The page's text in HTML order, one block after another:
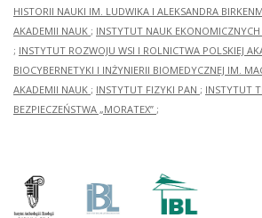
HISTORII NAUKI IM. LUDWIKA I ALEKSANDRA
AKADEMII NAUK ; INSTYTUT NAUK
; INSTYTUT ROZWOJU WSI I ROLNICTWA POLSKIEJ
BIOCYBERNETYKI I INŻYNIERII BIOMEDYCZNEJ IM.
AKADEMII NAUK ; INSTYTUT FIZYKI PAN ; INSTYTUT
BEZPIECZEŃSTWA „MORATEX” ;